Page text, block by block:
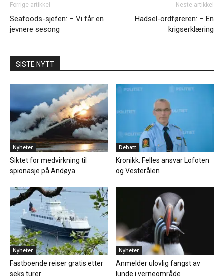
Forrige artikkel
Seafoods-sjefen: – Vi får en
jevnere sesong
Neste artikkel
Hadsel-ordføreren: – En
krigserklæring
SISTE NYTT
Nyheter
Siktet for medvirkning til
spionasje på Andøya
Debatt
Kronikk: Felles ansvar Lofoten
og Vesterålen
Nyheter
Fastboende reiser gratis etter
seks turer
Nyheter
Anmelder ulovlig fangst av
lunde i verneområde